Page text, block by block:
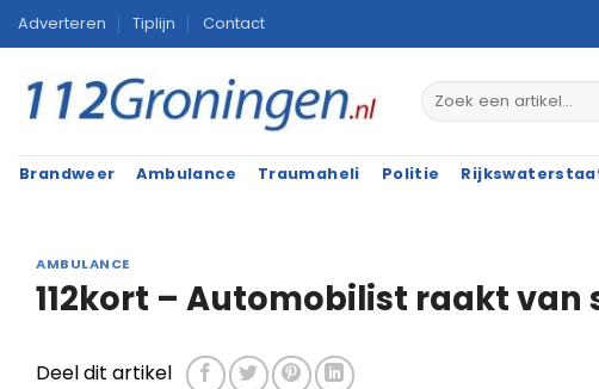
Ga
naar
inhoud
Adverteren Tiplijn Contact
Brandweer Ambulance Traumaheli Politie
AMBULANCE
112kort – Automobilist raakt van
Deel dit artikel